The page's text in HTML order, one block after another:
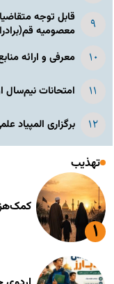
قابل توجه
معصومیه
معرفی و ارائه
امتحانات نیم‌سال اول
برگزاری المپیاد
تهذیب